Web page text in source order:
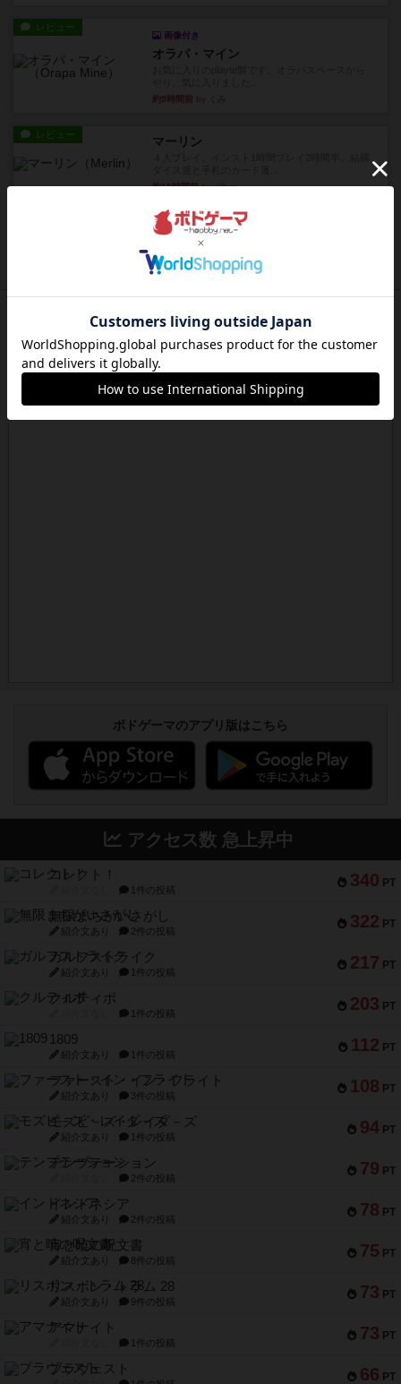
レビュー
画像付き
オラパ・マイン
約9時間前
レビュー マーリン
約10時間前by oliber
アンブッシュ！：シルバースター
1987年にVictory Gamesが出版した『Silver Sta...
約10時間前by Chaco
ボドゲーマのアプリ版はこちら
アクセス数 急上昇中
340 PT
コレクト！
1件の投稿
322 PT
無限まちがいさがし
紹介文あり 2件の投稿
217 PT
ガルフストライク
紹介文あり 1件の投稿
203 PT
クルティボ
1件の投稿
112 PT
1809
紹介文あり 1件の投稿
108 PT
ファースト・イン・フライト
紹介文あり 3件の投稿
94 PT
モズビ－ズ・レイダ－ズ
紹介文あり 1件の投稿
79 PT
テンプテーション
2件の投稿
78 PT
インドネシア
紹介文あり 2件の投稿
75 PT
宵と暁の呪文書
紹介文あり 8件の投稿
73 PT
リスボン・トラム 28
紹介文あり 9件の投稿
73 PT
アマナイト
1件の投稿
66 PT
ブラヴェスト